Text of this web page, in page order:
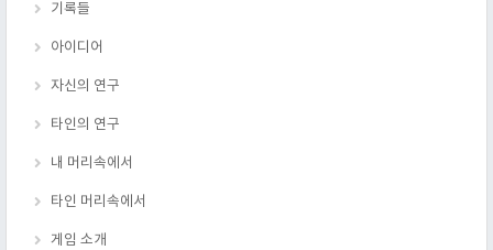
기록들
아이디어
자신의 연구
타인의 연구
내 머리속에서
타인 머리속에서
게임 소개